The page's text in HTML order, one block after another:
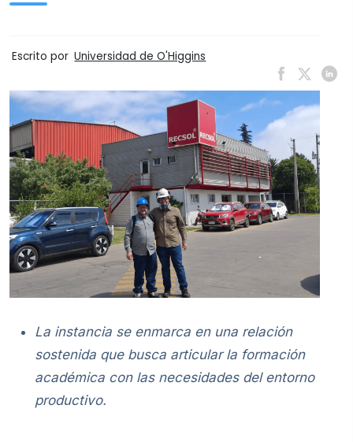
Escrito por Universidad de O'Higgins
La instancia se enmarca en una relación
sostenida que busca articular la formación
académica con las necesidades del entorno
productivo.